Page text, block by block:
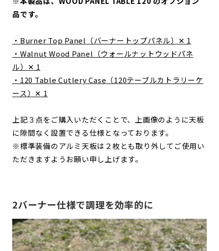
品です。
・Burner Top Panel（バーナートップパネル）✕ 1
・Walnut Wood Panel（ウォールナットウッドパネ
ル）✕ 1
・120 Table Cutlery Case（120テーブルカトラリーケ
ース）✕ 1
上記３点をご購入いただくことで、上画像のように天板
に隙間なく設置できる仕様となっております。
※標準装備のアルミ天板は２枚とも取り外してご使用い
ただきますようお願い申し上げます。
2バーナー仕様で調理を効率的に